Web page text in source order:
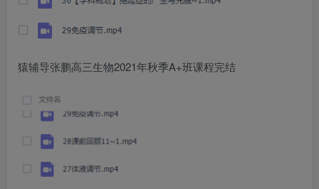
猿辅导张鹏高三生物2021年秋季A+班课程完结